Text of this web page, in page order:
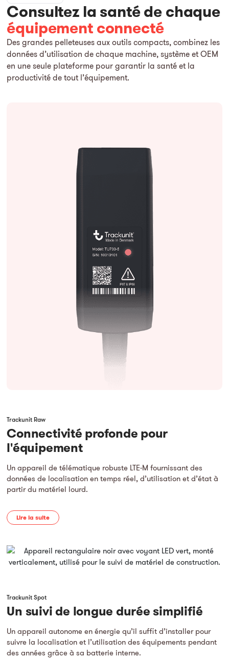
Consultez la santé de chaque
équipement connecté
Des grandes pelleteuses aux outils compacts, combinez les
données d’utilisation de chaque machine, système et OEM
en une seule plateforme pour garantir la santé et la
productivité de tout l’équipement.
Trackunit Raw
Connectivité profonde pour
l'équipement
Un appareil de télématique robuste LTE-M fournissant des
données de localisation en temps réel, d’utilisation et d’état à
partir du matériel lourd.
Lire la suite
Trackunit Spot
Un suivi de longue durée simplifié
Un appareil autonome en énergie qu’il suffit d’installer pour
suivre la localisation et l’utilisation des équipements pendant
des années grâce à sa batterie interne.